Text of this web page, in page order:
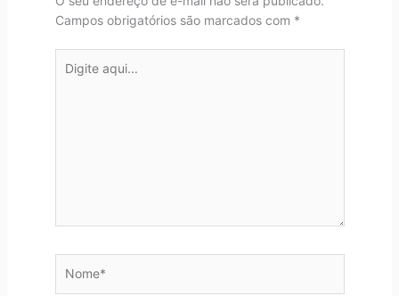
Campos obrigatórios são marcados com *
aqui...